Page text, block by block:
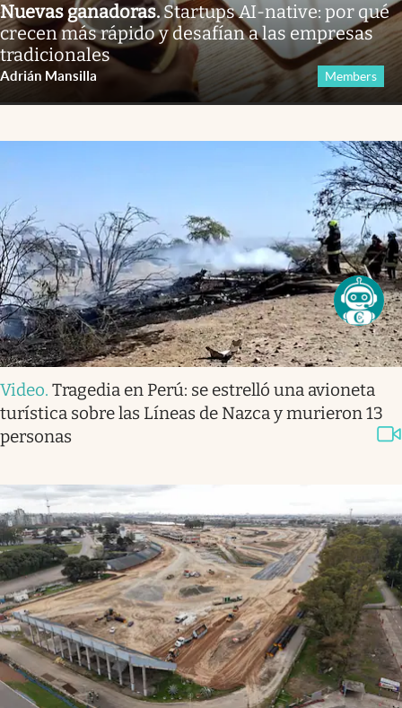
Nuevas ganadoras.Startups AI-native: por qué
crecen más rápido y desafían a las empresas
tradicionales
Adrián Mansilla Members
Video. Tragedia en Perú: se estrelló una avioneta
turística sobre las Líneas de Nazca y murieron 13
personas